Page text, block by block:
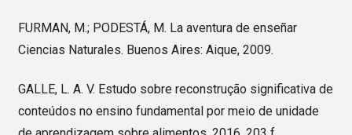
FURMAN, M.; PODESTÁ, M. La aventura de enseñar
Ciencias Naturales. Buenos Aires: Aique, 2009.
GALLE, L. A. V. Estudo sobre reconstrução significativa de
conteúdos no ensino fundamental por meio de unidade